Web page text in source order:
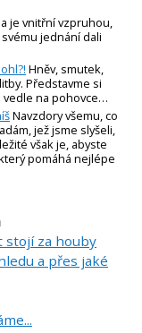
je vnitřní vzpruhou,
jednání dali
Hněv, smutek,
Představme si
na pohovce…
Navzdory všemu, co
jež jsme slyšeli,
však je, abyste
pomáhá nejlépe
stojí za houby
a přes jaké